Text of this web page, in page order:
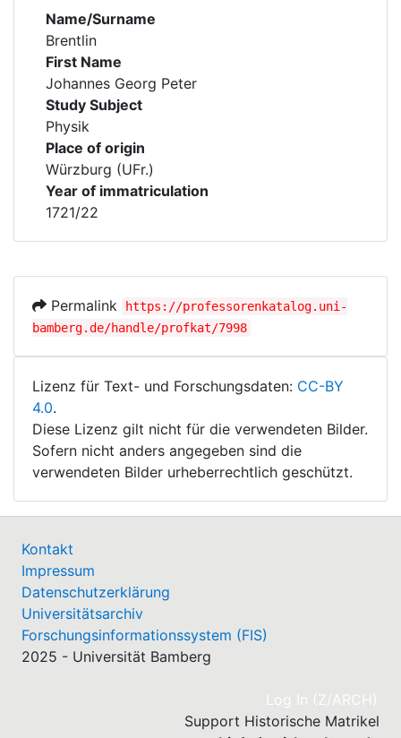
Name/Surname
Brentlin
First Name
Johannes Georg Peter
Study Subject
Physik
Place of origin
Würzburg (UFr.)
Year of immatriculation
1721/22
Permalink
https://professorenkatalog.uni-
bamberg.de/handle/profkat/7998
Lizenz für Text- und Forschungsdaten: CC-BY
4.0.
Diese Lizenz gilt nicht für die verwendeten Bilder.
Sofern nicht anders angegeben sind die
verwendeten Bilder urheberrechtlich geschützt.
Kontakt
Impressum
Datenschutzerklärung
Universitätsarchiv
Forschungsinformationssystem (FIS)
2025 - Universität Bamberg
Log In (Z/ARCH)
Support Historische Matrikel